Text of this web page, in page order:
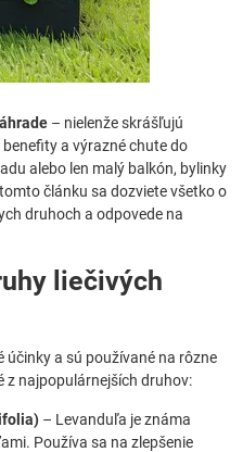
– nielenže skrášľujú
a výrazné chute do
alebo len malý balkón, bylinky
článku sa dozviete všetko o
druhoch a odpovede na
liečivých
účinky a sú používané na rôzne
z najpopulárnejších druhov:
– Levanduľa je známa
Používa sa na zlepšenie